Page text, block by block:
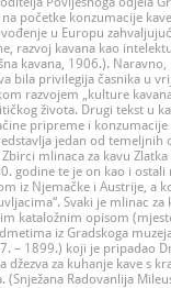
početke konzumacije
u Europu
razvoj kavana kao
kavana, 1906.).
bila privilegija časnika u
razvojem „kulture
života. Drugi tekst u
pripreme i konzumacije
jedan od temeljnih
mlinaca za kavu
godine te je on kao i
iz Njemačke i Austrije, a
Svaki je mlinac za
kataložnim opisom
iz Gradskoga
– 1899.) koji je pripadao
džezva za kuhanje kave s
Radovanlija